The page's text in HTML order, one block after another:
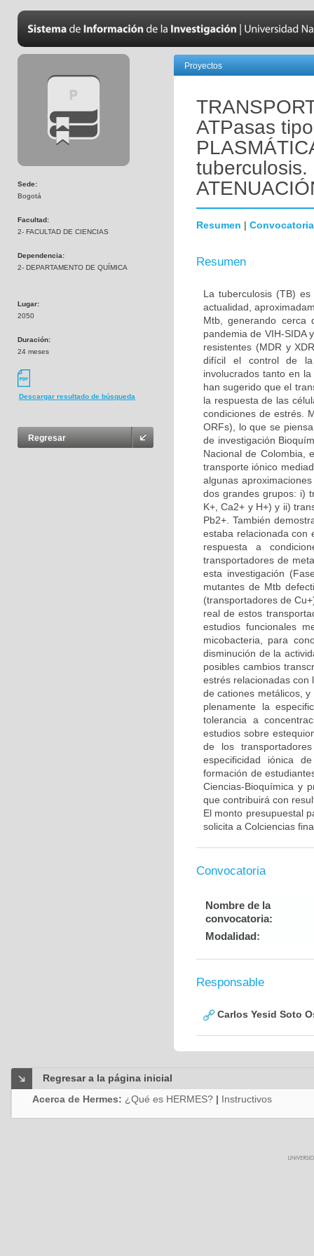
Sede:
Bogotá
Facultad:
2- FACULTAD DE CIENCIAS
Dependencia:
2- DEPARTAMENTO DE QUÍMICA
Lugar:
2050
Duración:
24 meses
Descargar resultado de búsqueda
Regresar
Proyectos
ATPasas
tuberculosis.
Resumen | Convocatoria
Resumen
La tuberculosis (TB)
actualidad,
Mtb, generando
pandemia de VIH-SIDA
resistentes (MDR y
difícil el control de la
involucrados tanto en
han sugerido que el
la respuesta de las
condiciones de estrés.
ORFs), lo que se
de investigación
Nacional de Colombia,
transporte iónico
algunas
dos grandes grupos: i)
K+, Ca2+ y H+) y ii)
Pb2+. También
estaba relacionada con
respuesta a
transportadores de
esta investigación
mutantes de Mtb
(transportadores de
real de estos
estudios funcionales
micobacteria, para
disminución de la
posibles cambios
estrés relacionadas con
de cationes metálicos,
plenamente la
tolerancia a
estudios sobre
de los
especificidad iónica
formación de
Ciencias-Bioquímica y
que contribuirá con
El monto presupuestal
solicita a Colciencias
Convocatoria
Nombre de la
convocatoria:
Modalidad:
Responsable
Carlos Yesid Soto
Regresar a la página inicial
Acerca de Hermes: ¿Qué es HERMES? | Instructivos